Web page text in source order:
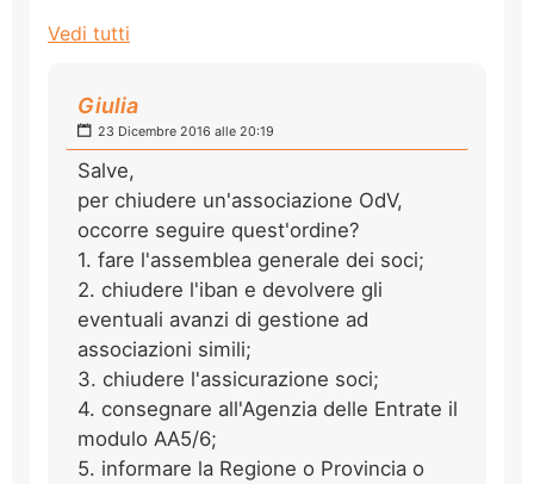
Vedi tutti
Giulia
23 Dicembre 2016 alle 20:19
Salve,
per chiudere un'associazione OdV,
occorre seguire quest'ordine?
1. fare l'assemblea generale dei soci;
2. chiudere l'iban e devolvere gli
eventuali avanzi di gestione ad
associazioni simili;
3. chiudere l'assicurazione soci;
4. consegnare all'Agenzia delle Entrate il
modulo AA5/6;
5. informare la Regione o Provincia o